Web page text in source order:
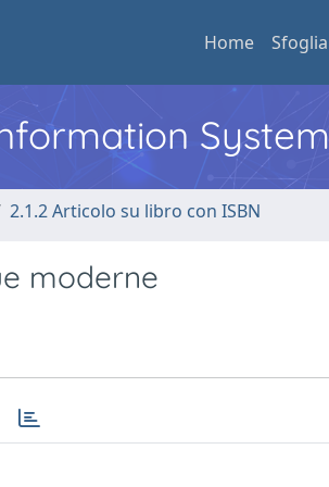
Home Sfoglia
System
2.1.2 Articolo su libro con ISBN
moderne